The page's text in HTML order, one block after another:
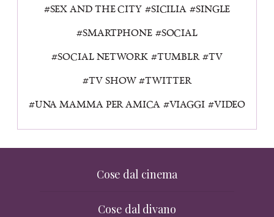
SEX AND THE CITY
SICILIA
SINGLE
SMARTPHONE
SOCIAL
SOCIAL NETWORK
TUMBLR
TV
TV SHOW
TWITTER
UNA MAMMA PER AMICA
VIAGGI VIDEO
Cose dal cinema
Cose dal divano